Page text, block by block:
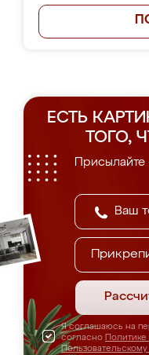
ЕСТЬ
ТОГО,
Я соглашаюсь на
согласно